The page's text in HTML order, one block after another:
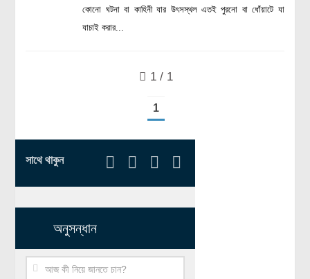
প্রাকৃতিক দুর্যোগ
পরিবেশ দূষণ
কম্পিউটার সায়েন্স
ইলেকট্রিক্যাল ইঞ্জিনিয়ারিং
জেনেটিক ইঞ্জিনিয়ারিং
কোনো ঘটনা বা কাহিনী যার উৎসস্থল এতই পুরনো বা ধোঁয়াটে যা
যাচাই করার...
1 / 1
1
সাথে থাকুন
অনুসন্ধান